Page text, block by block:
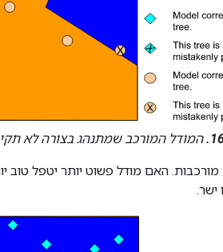
המודל המורכב שמתנהג בצורה לא
האם מודל פשוט יותר יטפל טוב
ישר.